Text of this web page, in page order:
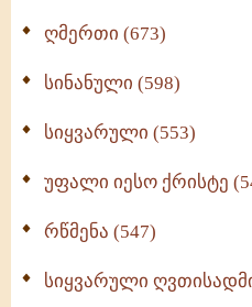
ღმერთი (673)
სინანული (598)
სიყვარული (553)
უფალი იესო ქრისტე
რწმენა (547)
სიყვარული